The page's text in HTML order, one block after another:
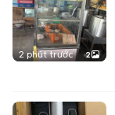
2 phút trước 2